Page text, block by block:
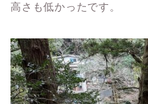
高さも低かったです。